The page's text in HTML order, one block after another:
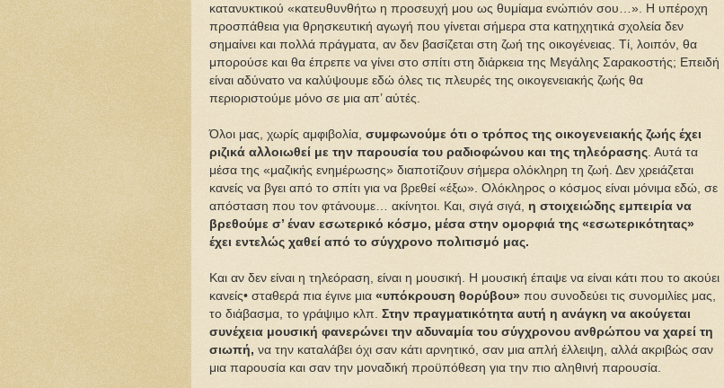
κατανυκτικού «κατευθυνθήτω η προσευχή μου ως θυμίαμα ενώπιόν σου…». Η υπέροχη
προσπάθεια για θρησκευτική αγωγή που γίνεται σήμερα στα κατηχητικά σχολεία δεν
σημαίνει και πολλά πράγματα, αν δεν βασίζεται στη ζωή της οικογένειας. Τί, λοιπόν, θα
μπορούσε και θα έπρεπε να γίνει στο σπίτι στη διάρκεια της Μεγάλης Σαρακοστής; Επειδή
είναι αδύνατο να καλύψουμε εδώ όλες τις πλευρές της οικογενειακής ζωής θα
περιοριστούμε μόνο σε μια απ’ αύτές.
Όλοι μας, χωρίς αμφιβολία, συμφωνούμε ότι ο τρόπος της οικογενειακής ζωής έχει
ριζικά αλλοιωθεί με την παρουσία του ραδιοφώνου και της τηλεόρασης . Αυτά τα
μέσα της «μαζικής ενημέρωσης» διαποτίζουν σήμερα ολόκληρη τη ζωή. Δεν χρειάζεται
κανείς να βγει από το σπίτι για να βρεθεί «έξω». Ολόκληρος ο κόσμος είναι μόνιμα εδώ, σε
απόσταση που τον φτάνουμε… ακίνητοι. Και, σιγά σιγά, η στοιχειώδης εμπειρία να
βρεθούμε σ’ έναν εσωτερικό κόσμο, μέσα στην ομορφιά της «εσωτερικότητας»
έχει εντελώς χαθεί από το σύγχρονο πολιτισμό μας.
Και αν δεν είναι η τηλεόραση, είναι η μουσική. Η μουσική έπαψε να είναι κάτι που το ακούει
κανείς• σταθερά πια έγινε μια «υπόκρουση θορύβου» που συνοδεύει τις συνομιλίες μας,
το διάβασμα, το γράψιμο κλπ. Στην πραγματικότητα αυτή η ανάγκη να ακούγεται
συνέχεια μουσική φανερώνει την αδυναμία του σύγχρονου ανθρώπου να χαρεί τη
σιωπή, να την καταλάβει όχι σαν κάτι αρνητικό, σαν μια απλή έλλειψη, αλλά ακριβώς σαν
μια παρουσία και σαν την μοναδική προϋπόθεση για την πιο αληθινή παρουσία.